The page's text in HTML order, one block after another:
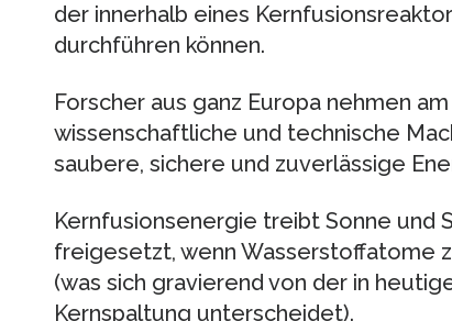
der innerhalb eines
durchführen können.
Forscher aus ganz Europa nehmen
wissenschaftliche und technische
saubere, sichere und zuverlässige
Kernfusionsenergie treibt Sonne und
freigesetzt, wenn Wasserstoffatome
(was sich gravierend von der in
Kernspaltung unterscheidet).